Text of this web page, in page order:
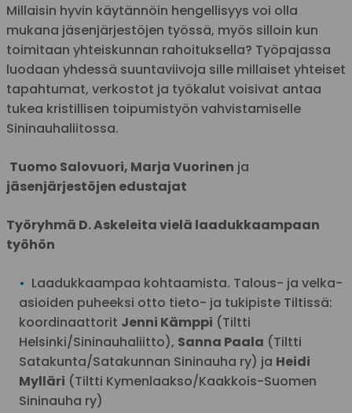
Millaisin hyvin käytännöin hengellisyys voi olla
mukana jäsenjärjestöjen työssä, myös silloin kun
toimitaan yhteiskunnan rahoituksella? Työpajassa
luodaan yhdessä suuntaviivoja sille millaiset yhteiset
tapahtumat, verkostot ja työkalut voisivat antaa
tukea kristillisen toipumistyön vahvistamiselle
Sininauhaliitossa.
Tuomo Salovuori, Marja Vuorinen ja
jäsenjärjestöjen edustajat
Työryhmä D. Askeleita vielä laadukkaampaan
työhön
Laadukkaampaa kohtaamista. Talous- ja velka-
asioiden puheeksi otto tieto- ja tukipiste Tiltissä:
koordinaattorit Jenni Kämppi (Tiltti
Helsinki/Sininauhaliitto), Sanna Paala (Tiltti
Satakunta/Satakunnan Sininauha ry) ja Heidi
Mylläri (Tiltti Kymenlaakso/Kaakkois-Suomen
Sininauha ry)